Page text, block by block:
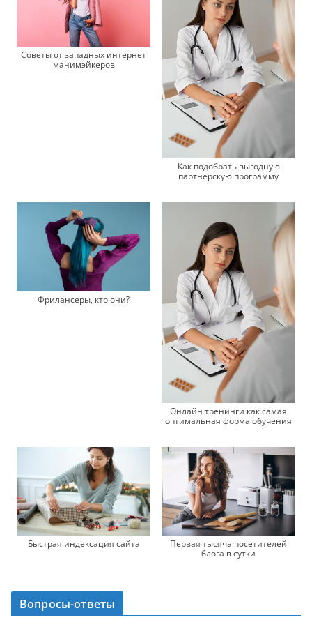
Советы от западных интернет
манимэйкеров
Как подобрать выгодную
партнерскую программу
Фрилансеры, кто они?
Онлайн тренинги как самая
оптимальная форма обучения
Быстрая индексация сайта
Первая тысяча посетителей
блога в сутки
Вопросы-ответы